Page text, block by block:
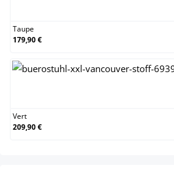
Taupe
179,90 €
Vert
209,90 €